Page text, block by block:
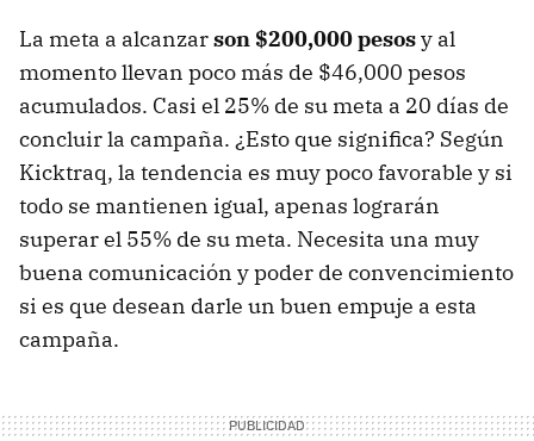
La meta a alcanzarson $200,000 pesosy al
momento llevan poco más de $46,000 pesos
acumulados. Casi el 25% de su meta a 20 días de
concluir la campaña. ¿Esto que significa? Según
Kicktraq, la tendencia es muy poco favorable y si
todo se mantienen igual, apenas lograrán
superar el 55% de su meta. Necesita una muy
buena comunicación y poder de convencimiento
si es que desean darle un buen empuje a esta
campaña.